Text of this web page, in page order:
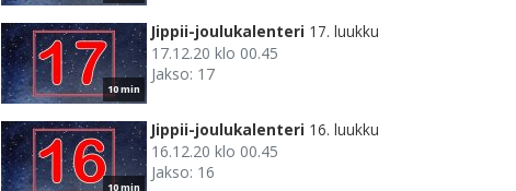
10 min
Jippii-joulukalenteri 17. luukku
17.12.20 klo 00.45
Jakso: 17
10 min
Jippii-joulukalenteri 16. luukku
16.12.20 klo 00.45
Jakso: 16